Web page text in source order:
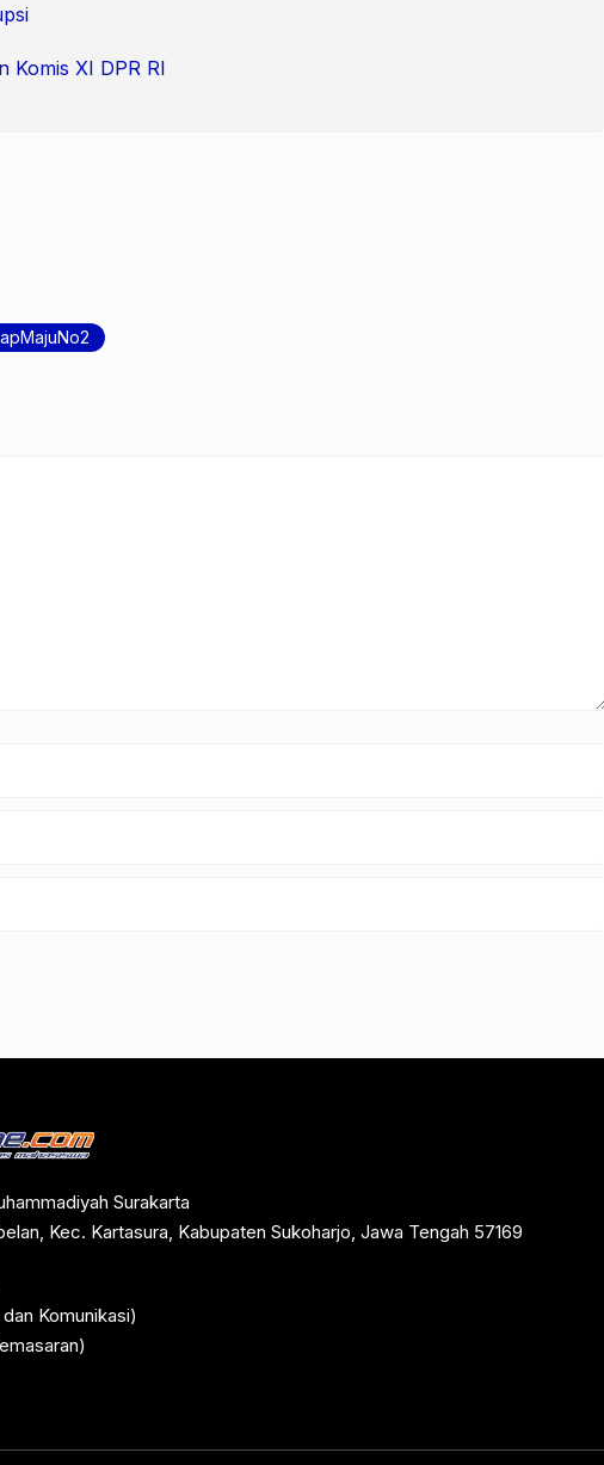
Komis XI DPR RI
Surakarta
Kec. Kartasura, Kabupaten Sukoharjo, Jawa Tengah 57169
Komunikasi)